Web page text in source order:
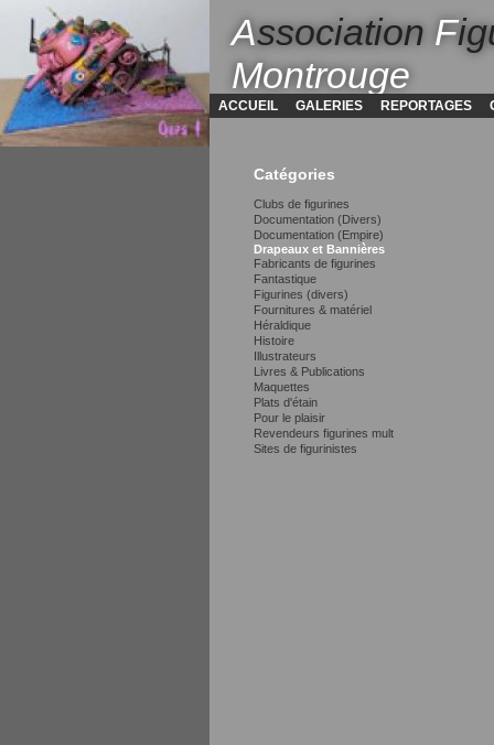
Association F
Montrouge
ACCUEIL GALERIES REPORTAGES
Catégories
Clubs de figurines
Documentation (Divers)
Documentation (Empire)
Drapeaux et Bannières
Fabricants de figurines
Fantastique
Figurines (divers)
Fournitures & matériel
Héraldique
Histoire
Illustrateurs
Livres & Publications
Maquettes
Plats d'étain
Pour le plaisir
Revendeurs figurines mult
Sites de figurinistes